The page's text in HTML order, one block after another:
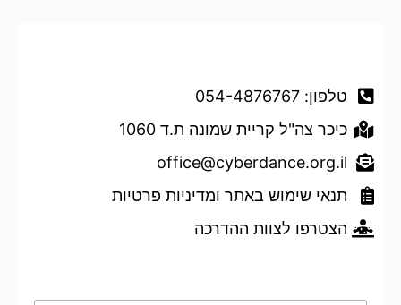
טלפון: 054-4876767
כיכר צה"ל קריית שמונה ת.ד 1060
office@cyberdance.org.il
תנאי שימוש באתר ומדיניות פרטיות
הצטרפו לצוות ההדרכה